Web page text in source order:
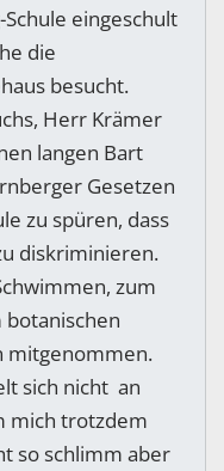
eingeschult
die
besucht.
Herr Krämer
langen Bart
Gesetzen
zu spüren, dass
diskriminieren.
zum
mitgenommen.
sich nicht an
mich trotzdem
so schlimm aber